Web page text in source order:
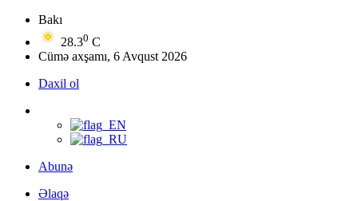
Bakı
28.30 C
Cümə axşamı, 6 Avqust 2026
Daxil ol
Abunə
Əlaqə